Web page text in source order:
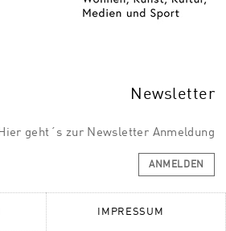
Newsletter
Hier geht´s zur Newsletter Anmeldung
ANMELDEN
IMPRESSUM